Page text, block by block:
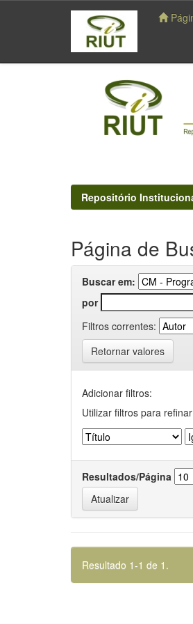
navigation
Repositório
Página de
Buscar em:
por
Filtros correntes:
Retornar valores
Adicionar filtros:
Utilizar filtros para
Resultados/Página
Resultado 1-1 de 1.